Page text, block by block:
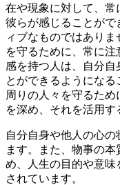
在や現象に対して、常
彼らが感じることが
ィブなものではあり
を守るために、常に
感を持つ人は、自分自
とができるようにな
周りの人々を守るた
を深め、それを活用す
自分自身や他人の心
ます。また、物事の
め、人生の目的や意味
されています。